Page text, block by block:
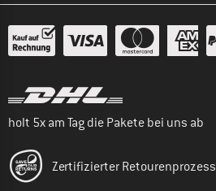
holt 5x am Tag die Pakete bei uns ab
Zertifizierter Retourenprozess